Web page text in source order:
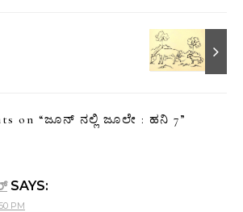
on “ಜೂನ್ ನಲ್ಲಿ ಜೂಲೇ : ಹನಿ 7”
SAYS:
PM